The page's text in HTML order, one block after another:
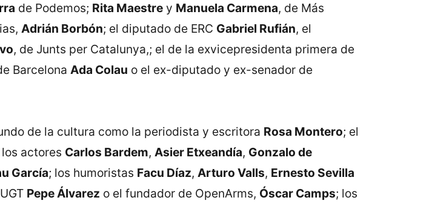
de Podemos; Rita Maestrey Manuela Carmena, de Más
Adrián Borbón; el diputado de ERC Gabriel Rufián, el
, de Junts per Catalunya,; el de la exvicepresidenta primera de
Barcelona Ada Colau o el ex-diputado y ex-senador de
de la cultura como la periodista y escritora Rosa Montero; el
los actores Carlos Bardem, Asier Etxeandía, Gonzalo de
García; los humoristas Facu Díaz, Arturo Valls, Ernesto Sevilla
Pepe Álvarez o el fundador de OpenArms, Óscar Camps; los